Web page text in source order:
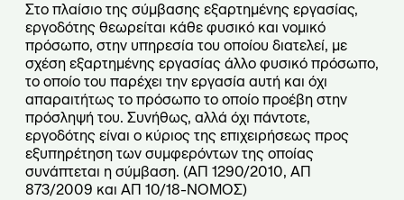
Στο πλαίσιο της σύμβασης εξαρτημένης εργασίας,
εργοδότης θεωρείται κάθε φυσικό και νομικό
πρόσωπο, στην υπηρεσία του οποίου διατελεί, με
σχέση εξαρτημένης εργασίας άλλο φυσικό πρόσωπο,
το οποίο του παρέχει την εργασία αυτή και όχι
απαραιτήτως το πρόσωπο το οποίο προέβη στην
πρόσληψή του. Συνήθως, αλλά όχι πάντοτε,
εργοδότης είναι ο κύριος της επιχειρήσεως προς
εξυπηρέτηση των συμφερόντων της οποίας
συνάπτεται η σύμβαση. (ΑΠ 1290/2010, ΑΠ
873/2009 και ΑΠ 10/18-ΝΟΜΟΣ)